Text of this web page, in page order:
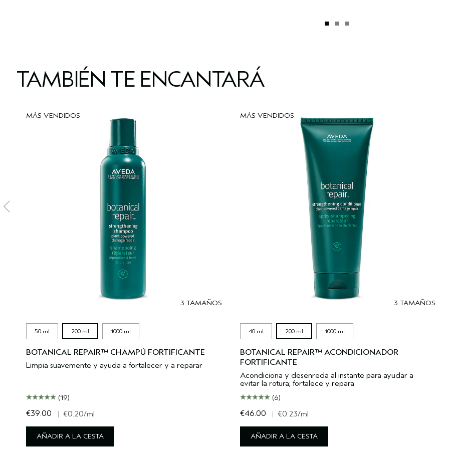
TAMBIÉN TE ENCANTARÁ
MÁS VENDIDOS
3 TAMAÑOS
50 ml 200 ml 1000 ml
BOTANICAL REPAIR™ CHAMPÚ FORTIFICANTE
Limpia suavemente y ayuda a fortalecer y a reparar
(19)
€39.00 | €0.20/ml
AÑADIR A LA CESTA
MÁS VENDIDOS
3 TAMAÑOS
40 ml 200 ml 1000 ml
BOTANICAL REPAIR™ ACONDICIONADOR
FORTIFICANTE
Acondiciona y desenreda al instante para ayudar a
evitar la rotura; fortalece y repara
(6)
€46.00 | €0.23/ml
AÑADIR A LA CESTA